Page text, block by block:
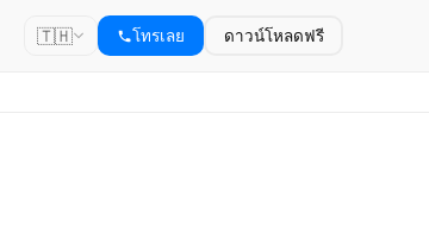
🇹🇭 โทรเลย ดาวน์โหลดฟรี